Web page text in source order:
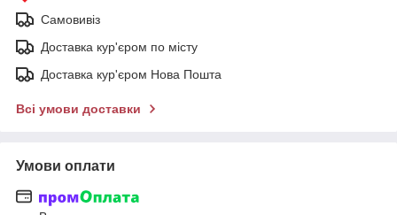
Самовивіз
Доставка кур'єром по місту
Доставка кур'єром Нова Пошта
Всі умови доставки
Умови оплати